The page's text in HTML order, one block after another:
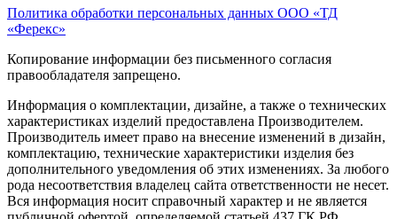
Политика обработки персональных данных ООО «ТД
«Ферекс»
Копирование информации без письменного согласия
правообладателя запрещено.
Информация о комплектации, дизайне, а также о технических
характеристиках изделий предоставлена Производителем.
Производитель имеет право на внесение изменений в дизайн,
комплектацию, технические характеристики изделия без
дополнительного уведомления об этих изменениях. За любого
рода несоответствия владелец сайта ответственности не несет.
Вся информация носит справочный характер и не является